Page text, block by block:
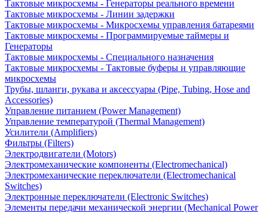
Тактовые микросхемы - Генераторы реального времени
Тактовые микросхемы - Линии задержки
Тактовые микросхемы - Микросхемы управления батареями
Тактовые микросхемы - Программируемые таймеры и
Генераторы
Тактовые микросхемы - Специального назначения
Тактовые микросхемы - Тактовые буферы и управляющие
микросхемы
Трубы, шланги, рукава и аксессуары (Pipe, Tubing, Hose and
Accessories)
Управление питанием (Power Management)
Управление температурой (Thermal Management)
Усилители (Amplifiers)
Фильтры (Filters)
Электродвигатели (Motors)
Электромеханические компоненты (Electromechanical)
Электромеханические переключатели (Electromechanical
Switches)
Электронные переключатели (Electronic Switches)
Элементы передачи механической энергии (Mechanical Power